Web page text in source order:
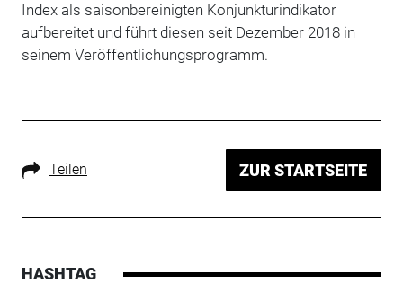
Index als saisonbereinigten Konjunkturindikator
aufbereitet und führt diesen seit Dezember 2018 in
seinem Veröffentlichungsprogramm.
Teilen ZUR STARTSEITE
HASHTAG